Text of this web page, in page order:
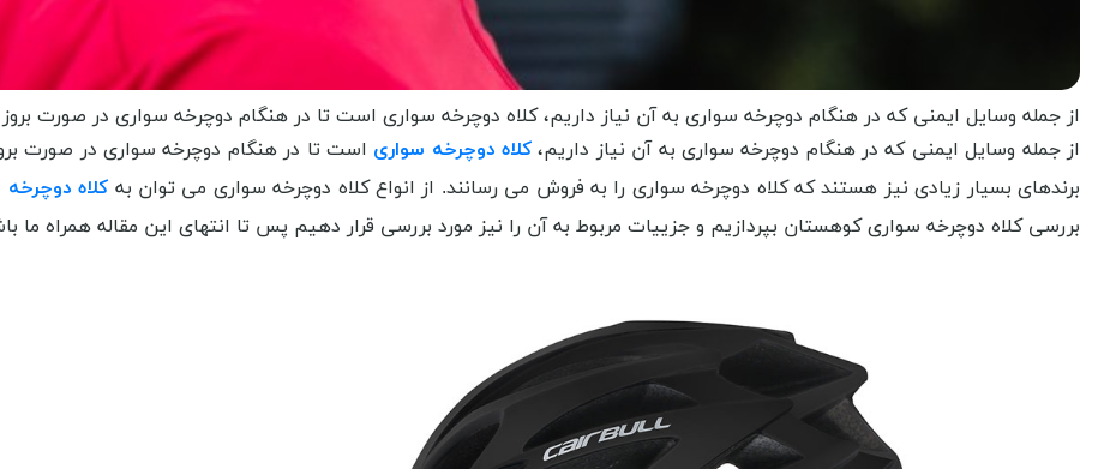
از جمله وسایل ایمنی که در هنگام دوچرخه سواری به آن نیاز داریم، کلاه دوچرخه سواری است تا در هنگام دوچرخه سواری در صورت
از جمله وسایل ایمنی که در هنگام دوچرخه سواری به آن نیاز داریم، کلاه دوچرخه سواری است تا در هنگام دوچرخه سواری در صورت
برندهای بسیار زیادی نیز هستند که کلاه دوچرخه سواری را به فروش می رسانند. از انواع کلاه دوچرخه سواری می توان به کلاه
بررسی کلاه دوچرخه سواری کوهستان بپردازیم و جزییات مربوط به آن را نیز مورد بررسی قرار دهیم پس تا انتهای این مقاله همراه